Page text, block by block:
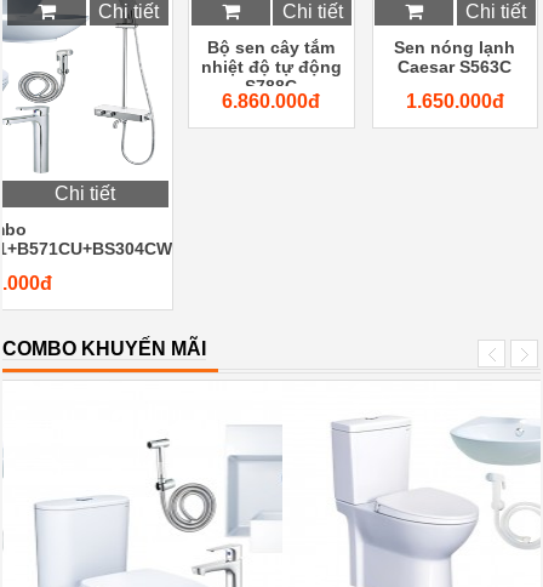
Chi tiết
Chi tiết
Lavabo bàn đá
Caesar LF5240
2.150.000đ
Chi tiết
Bộ sen cây tắm
nhiệt độ tự động
S788C
6.860.000đ
Chi tiết
Sen nóng lạnh
Caesar S563C
1.650.000đ
COMBO KHUYẾN MÃI